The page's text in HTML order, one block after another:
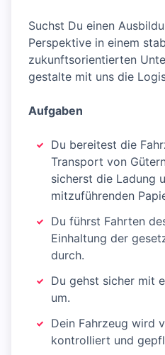
Suchst Du einen
Perspektive in einem
zukunftsorientierten
gestalte mit uns die
Aufgaben
Du bereitest die
Transport von
sicherst die Ladung
mitzuführenden
Du führst Fahrten
Einhaltung der
durch.
Du gehst sicher mit
um.
Dein Fahrzeug wird
kontrolliert und